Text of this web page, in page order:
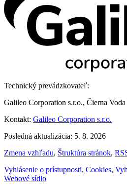
Technický prevádzkovateľ:
Galileo Corporation s.r.o., Čierna
Kontakt: Galileo Corporation s.r.o.
Posledná aktualizácia: 5. 8. 2026
Zmena vzhľadu, Štruktúra stránok,
Vyhlásenie o prístupnosti, Cookies,
Webové sídlo